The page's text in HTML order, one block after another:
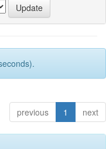
previous 1 next